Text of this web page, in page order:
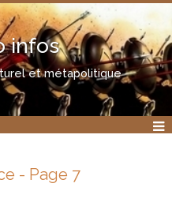
infos
et métapolitique
- Page 7